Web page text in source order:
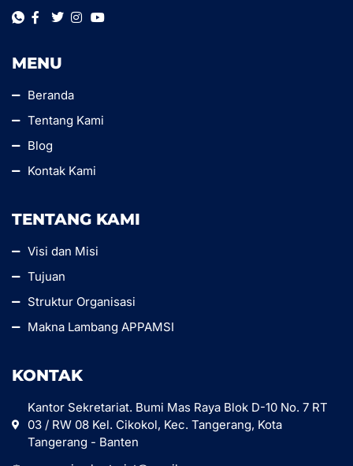
MENU
Beranda
Tentang Kami
Blog
Kontak Kami
TENTANG KAMI
Visi dan Misi
Tujuan
Struktur Organisasi
Makna Lambang APPAMSI
KONTAK
Kantor Sekretariat. Bumi Mas Raya Blok D-10 No. 7 RT
03 / RW 08 Kel. Cikokol, Kec. Tangerang, Kota
Tangerang - Banten